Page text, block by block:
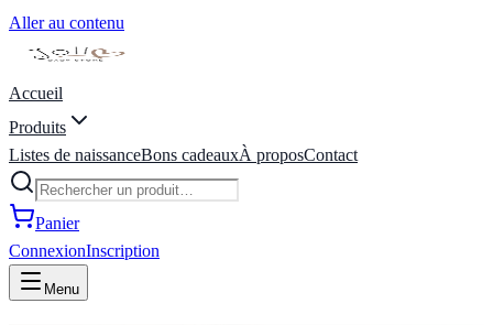
Aller au contenu
Accueil
Produits
Listes de naissanceBons cadeauxÀ proposContact
Panier
ConnexionInscription
Menu